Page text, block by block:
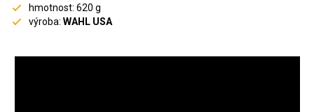
hmotnost: 620 g
výroba: WAHL USA